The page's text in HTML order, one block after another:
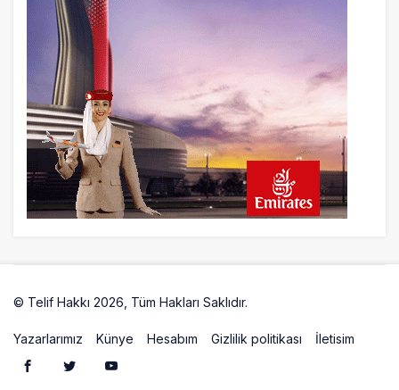
23 saat önce
İstanbul Havalimanı’nın 4. Pistinde İlk
Test Uçuşu Yapıldı
23 saat önce
Aslıhan Güven, Airport Leader of the
Future Finalisti Oldu
© Telif Hakkı 2026, Tüm Hakları Saklıdır.
Yazarlarımız Künye Hesabım Gizlilik politikası İletisim